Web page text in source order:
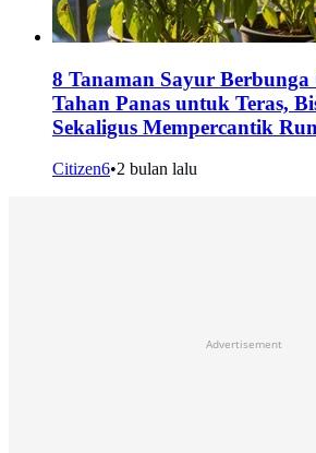
8 Tanaman Sayur
Tahan Panas untuk Teras,
Sekaligus Mempercantik
Citizen6•2 bulan lalu
Advertisement